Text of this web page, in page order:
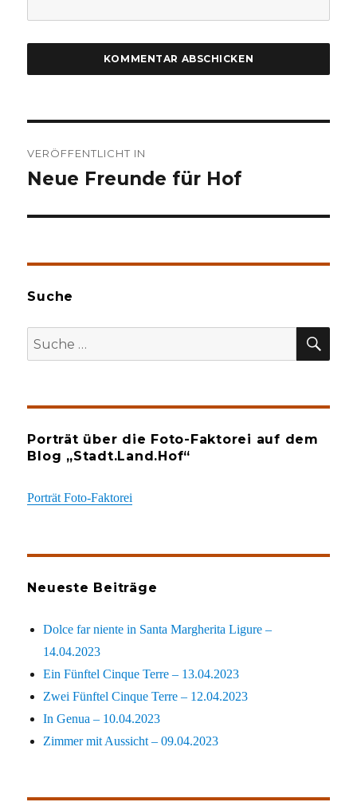
VERÖFFENTLICHT IN
Neue Freunde für Hof
Suche
Suche
nach:
Porträt über die Foto-Faktorei auf dem
Blog „Stadt.Land.Hof“
Porträt Foto-Faktorei
Neueste Beiträge
Dolce far niente in Santa Margherita Ligure –
14.04.2023
Ein Fünftel Cinque Terre – 13.04.2023
Zwei Fünftel Cinque Terre – 12.04.2023
In Genua – 10.04.2023
Zimmer mit Aussicht – 09.04.2023